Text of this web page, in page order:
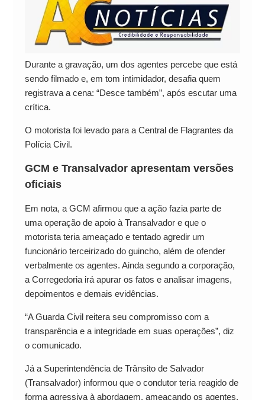
Durante a gravação, um dos agentes percebe que está
sendo filmado e, em tom intimidador, desafia quem
registrava a cena: “Desce também”, após escutar uma
crítica.
O motorista foi levado para a Central de Flagrantes da
Polícia Civil.
GCM e Transalvador apresentam versões
oficiais
Em nota, a GCM afirmou que a ação fazia parte de
uma operação de apoio à Transalvador e que o
motorista teria ameaçado e tentado agredir um
funcionário terceirizado do guincho, além de ofender
verbalmente os agentes. Ainda segundo a corporação,
a Corregedoria irá apurar os fatos e analisar imagens,
depoimentos e demais evidências.
“A Guarda Civil reitera seu compromisso com a
transparência e a integridade em suas operações”, diz
o comunicado.
Já a Superintendência de Trânsito de Salvador
(Transalvador) informou que o condutor teria reagido de
forma agressiva à abordagem, ameaçando os agentes.